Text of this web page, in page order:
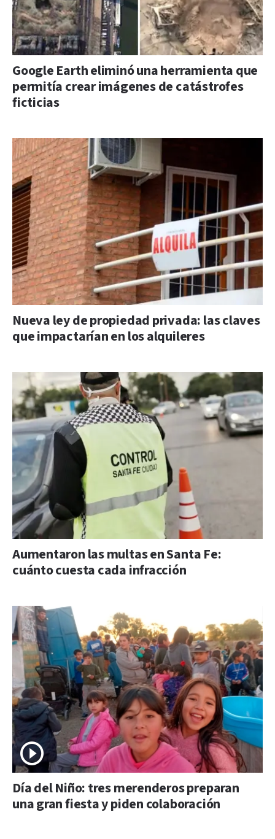
Google Earth eliminó una herramienta que
permitía crear imágenes de catástrofes
ficticias
Nueva ley de propiedad privada: las claves
que impactarían en los alquileres
Aumentaron las multas en Santa Fe:
cuánto cuesta cada infracción
Día del Niño: tres merenderos preparan
una gran fiesta y piden colaboración